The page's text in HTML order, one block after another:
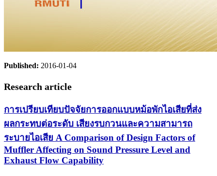
Published: 2016-01-04
Research article
การเปรียบเทียบปัจจัยการออกแบบหม้อพักไอเสียที่ส่ง
ผลกระทบต่อระดับ เสียงรบกวนและความสามารถ
ระบายไอเสีย A Comparison of Design Factors of
Muffler Affecting on Sound Pressure Level and
Exhaust Flow Capability